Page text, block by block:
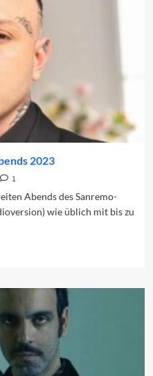
2023
1
Abends des Sanremo-
wie üblich mit bis zu